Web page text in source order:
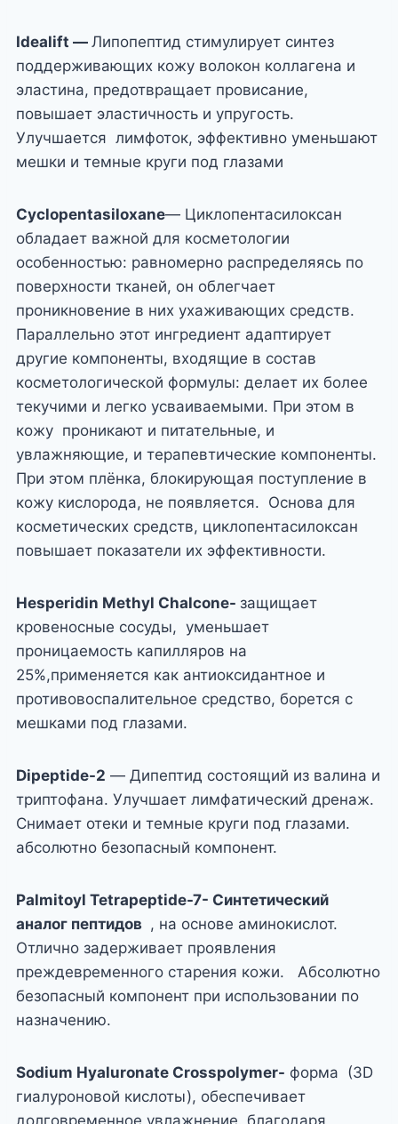
Idealift — Липопептид стимулирует синтез
поддерживающих кожу волокон коллагена и
эластина, предотвращает провисание,
повышает эластичность и упругость.
Улучшается лимфоток, эффективно уменьшают
мешки и темные круги под глазами
Cyclopentasiloxane— Циклопентасилоксан
обладает важной для косметологии
особенностью: равномерно распределяясь по
поверхности тканей, он облегчает
проникновение в них ухаживающих средств.
Параллельно этот ингредиент адаптирует
другие компоненты, входящие в состав
косметологической формулы: делает их более
текучими и легко усваиваемыми. При этом в
кожу проникают и питательные, и
увлажняющие, и терапевтические компоненты.
При этом плёнка, блокирующая поступление в
кожу кислорода, не появляется. Основа для
косметических средств, циклопентасилоксан
повышает показатели их эффективности.
Hesperidin Methyl Chalcone- защищает
кровеносные сосуды, уменьшает
проницаемость капилляров на
25%,применяется как антиоксидантное и
противовоспалительное средство, борется с
мешками под глазами.
Dipeptide-2 — Дипептид состоящий из валина и
триптофана. Улучшает лимфатический дренаж.
Снимает отеки и темные круги под глазами.
абсолютно безопасный компонент.
Palmitoyl Tetrapeptide-7- Синтетический
аналог пептидов , на основе аминокислот.
Отлично задерживает проявления
преждевременного старения кожи. Абсолютно
безопасный компонент при использовании по
назначению.
Sodium Hyaluronate Crosspolymer- форма (3D
гиалуроновой кислоты), обеспечивает